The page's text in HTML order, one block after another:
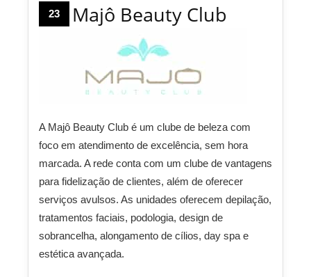
23 Majô Beauty Club
A Majô Beauty Club é um clube de beleza com
foco em atendimento de excelência, sem hora
marcada. A rede conta com um clube de vantagens
para fidelização de clientes, além de oferecer
serviços avulsos. As unidades oferecem depilação,
tratamentos faciais, podologia, design de
sobrancelha, alongamento de cílios, day spa e
estética avançada.